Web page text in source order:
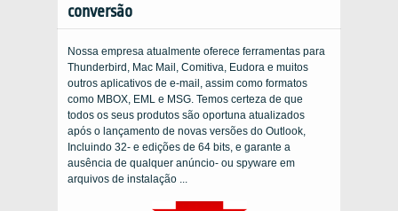
conversão
Nossa empresa atualmente oferece ferramentas para
Thunderbird, Mac Mail, Comitiva, Eudora e muitos
outros aplicativos de e-mail, assim como formatos
como MBOX, EML e MSG. Temos certeza de que
todos os seus produtos são oportuna atualizados
após o lançamento de novas versões do Outlook,
Incluindo 32- e edições de 64 bits, e garante a
ausência de qualquer anúncio- ou spyware em
arquivos de instalação ...